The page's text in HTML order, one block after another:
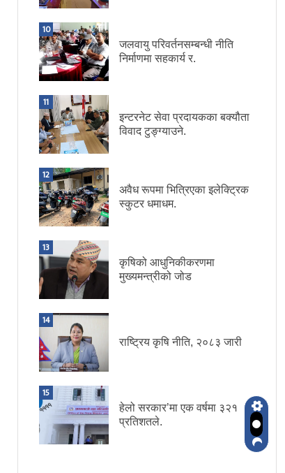
10
जलवायु परिवर्तनसम्बन्धी नीति
निर्माणमा सहकार्य र.
11
इन्टरनेट सेवा प्रदायकका बक्यौता
विवाद टुङ्ग्याउने.
12
अवैध रूपमा भित्रिएका इलेक्ट्रिक
स्कुटर धमाधम.
13
कृषिको आधुनिकीकरणमा
मुख्यमन्त्रीको जोड
14
राष्ट्रिय कृषि नीति, २०८३ जारी
15
हेलो सरकार’मा एक वर्षमा ३२१
प्रतिशतले.